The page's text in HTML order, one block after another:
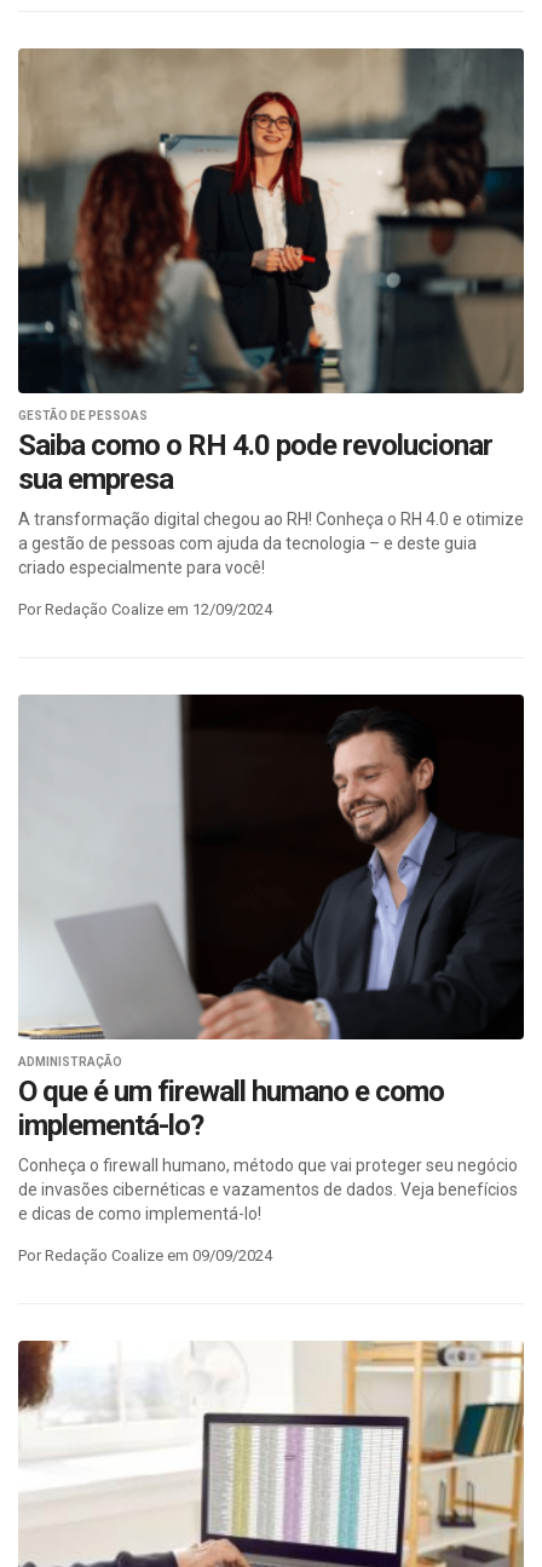
GESTÃO DE PESSOAS
Saiba como o RH 4.0 pode revolucionar
sua empresa
A transformação digital chegou ao RH! Conheça o RH 4.0 e otimize
a gestão de pessoas com ajuda da tecnologia – e deste guia
criado especialmente para você!
Por Redação Coalize em 12/09/2024
ADMINISTRAÇÃO
O que é um firewall humano e como
implementá-lo?
Conheça o firewall humano, método que vai proteger seu negócio
de invasões cibernéticas e vazamentos de dados. Veja benefícios
e dicas de como implementá-lo!
Por Redação Coalize em 09/09/2024